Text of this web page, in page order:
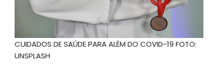
CUIDADOS DE SAÚDE PARA ALÉM DO COVID-19 FOTO:
UNSPLASH